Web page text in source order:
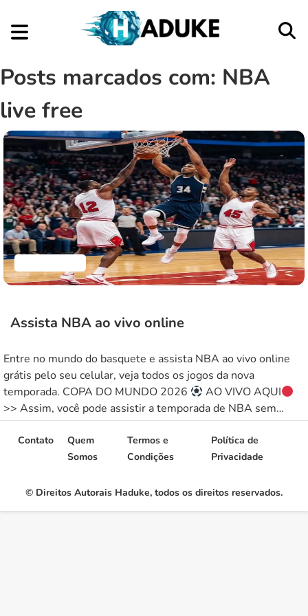
Posts marcados com: NBA
live free
Assista NBA ao vivo online
Entre no mundo do basquete e assista NBA ao vivo online
grátis pelo seu celular, veja todos os jogos da nova
temporada. COPA DO MUNDO 2026
AO VIVO AQUI
>> Assim, você pode assistir a temporada de NBA sem
interrupção e com imagens ao vivo de todos os jogos.
Aproveite para assistir de graça […]
© Direitos Autorais Haduke, todos os direitos reservados.
Contato
Quem
Somos
Termos e
Condições
Política de
Privacidade